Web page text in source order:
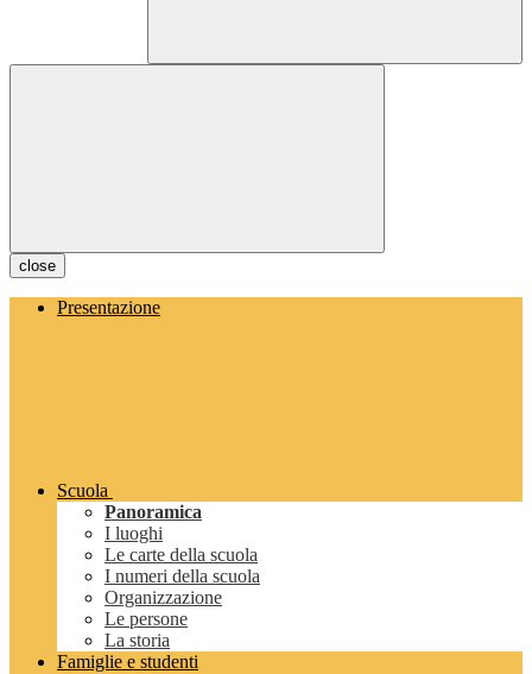
close
Presentazione
Scuola
Panoramica
I luoghi
Le carte della scuola
I numeri della scuola
Organizzazione
Le persone
La storia
Famiglie e studenti